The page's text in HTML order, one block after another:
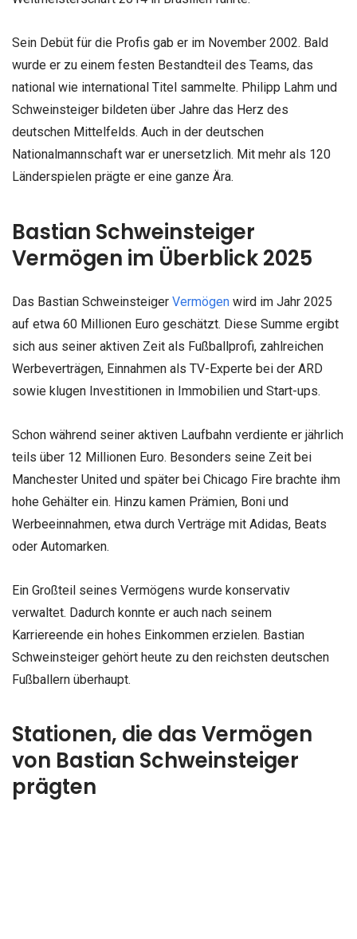
Sein Debüt für die Profis gab er im November 2002. Bald
wurde er zu einem festen Bestandteil des Teams, das
national wie international Titel sammelte. Philipp Lahm und
Schweinsteiger bildeten über Jahre das Herz des
deutschen Mittelfelds. Auch in der deutschen
Nationalmannschaft war er unersetzlich. Mit mehr als 120
Länderspielen prägte er eine ganze Ära.
Bastian Schweinsteiger
Vermögen im Überblick 2025
Das Bastian Schweinsteiger Vermögen wird im Jahr 2025
auf etwa 60 Millionen Euro geschätzt. Diese Summe ergibt
sich aus seiner aktiven Zeit als Fußballprofi, zahlreichen
Werbeverträgen, Einnahmen als TV-Experte bei der ARD
sowie klugen Investitionen in Immobilien und Start-ups.
Schon während seiner aktiven Laufbahn verdiente er jährlich
teils über 12 Millionen Euro. Besonders seine Zeit bei
Manchester United und später bei Chicago Fire brachte ihm
hohe Gehälter ein. Hinzu kamen Prämien, Boni und
Werbeeinnahmen, etwa durch Verträge mit Adidas, Beats
oder Automarken.
Ein Großteil seines Vermögens wurde konservativ
verwaltet. Dadurch konnte er auch nach seinem
Karriereende ein hohes Einkommen erzielen. Bastian
Schweinsteiger gehört heute zu den reichsten deutschen
Fußballern überhaupt.
Stationen, die das Vermögen
von Bastian Schweinsteiger
prägten